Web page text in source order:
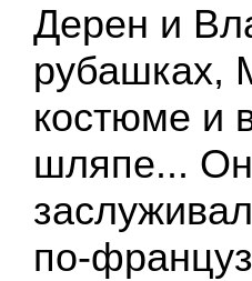
Дерен и
рубашках,
костюме и
шляпе...
по-